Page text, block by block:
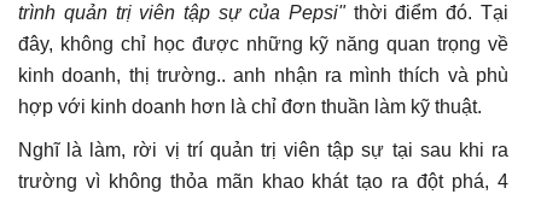
trình quản trị viên tập sự của Pepsi"thời điểm đó. Tại
đây, không chỉ học được những kỹ năng quan trọng về
kinh doanh, thị trường.. anh nhận ra mình thích và phù
hợp với kinh doanh hơn là chỉ đơn thuần làm kỹ thuật.
Nghĩ là làm, rời vị trí quản trị viên tập sự tại sau khi ra
trường vì không thỏa mãn khao khát tạo ra đột phá, 4